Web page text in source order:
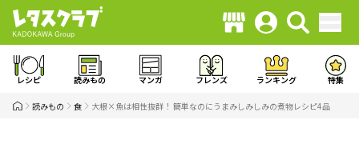
レシピ 読みもの マンガ フレンズ ランキング 特集
読みもの 食 大根×魚は相性抜群！ 簡単なのにうまみしみしみの煮物レシピ4品